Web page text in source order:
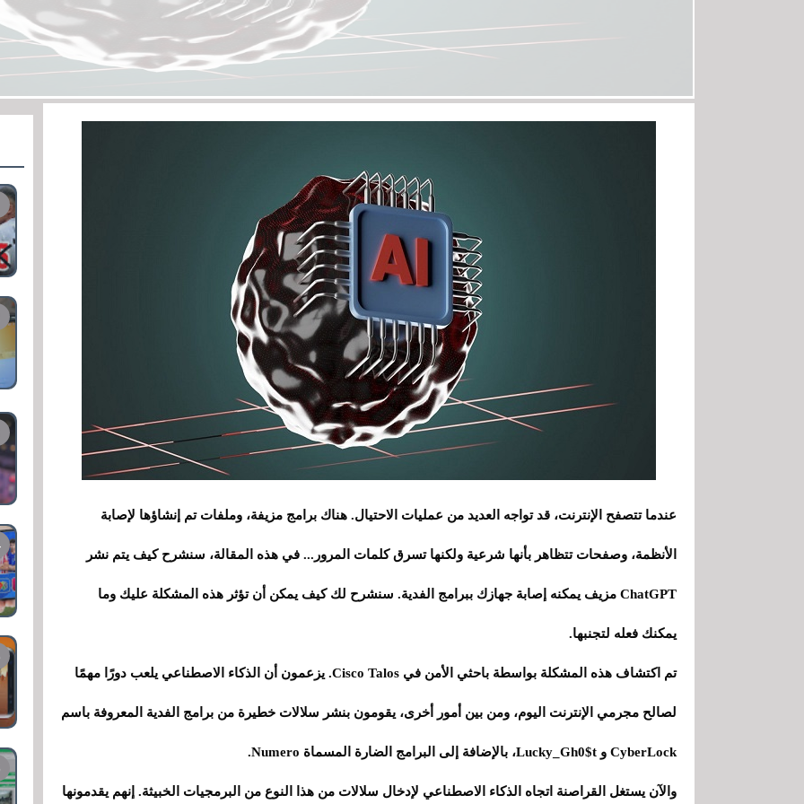
عندما تتصفح الإنترنت، قد تواجه العديد من عمليات الاحتيال. هناك برامج مزيفة، وملفات تم إنشاؤها لإصابة
الأنظمة، وصفحات تتظاهر بأنها شرعية ولكنها تسرق كلمات المرور... في هذه المقالة، سنشرح كيف يتم نشر
ChatGPT مزيف يمكنه إصابة جهازك ببرامج الفدية. سنشرح لك كيف يمكن أن تؤثر هذه المشكلة عليك وما
يمكنك فعله لتجنبها.
تم اكتشاف هذه المشكلة بواسطة باحثي الأمن في Cisco Talos. يزعمون أن الذكاء الاصطناعي يلعب دورًا مهمًا
لصالح مجرمي الإنترنت اليوم، ومن بين أمور أخرى، يقومون بنشر سلالات خطيرة من برامج الفدية المعروفة باسم
CyberLock و Lucky_Gh0$t، بالإضافة إلى البرامج الضارة المسماة Numero.
والآن يستغل القراصنة اتجاه الذكاء الاصطناعي لإدخال سلالات من هذا النوع من البرمجيات الخبيثة. إنهم يقدمونها